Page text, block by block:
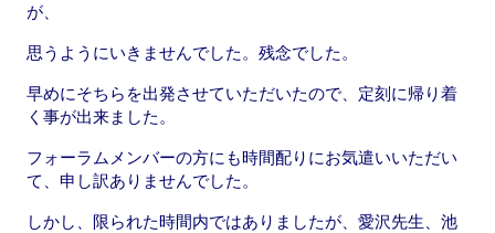
が、
思うようにいきませんでした。残念でした。
早めにそちらを出発させていただいたので、定刻に帰り着
く事が出来ました。
フォーラムメンバーの方にも時間配りにお気遣いいただい
て、申し訳ありませんでした。
しかし、限られた時間内ではありましたが、愛沢先生、池